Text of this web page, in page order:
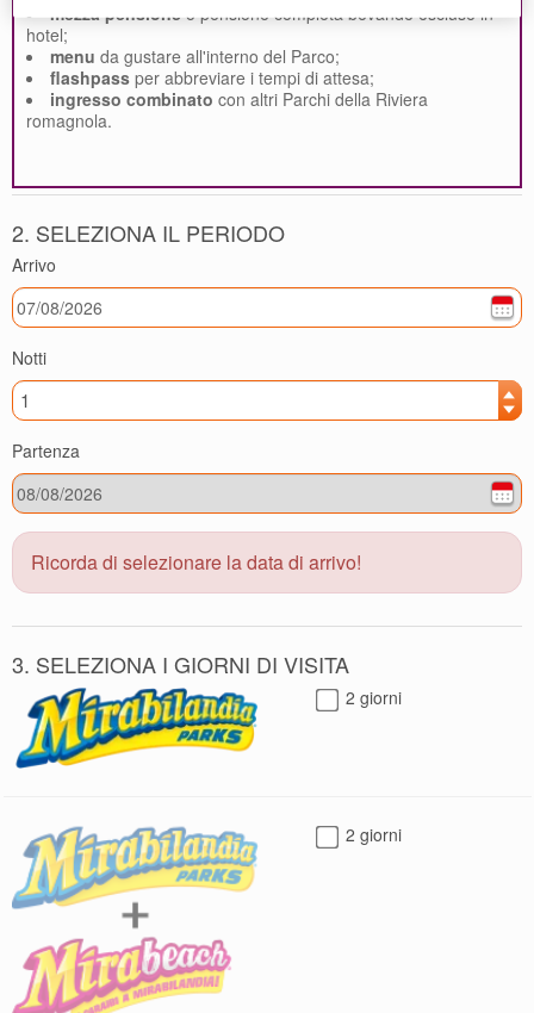
mezza pensioneo pensione completa bevande escluse in
hotel;
menu da gustare all'interno del Parco;
flashpass per abbreviare i tempi di attesa;
ingresso combinato con altri Parchi della Riviera
romagnola.
2. SELEZIONA IL PERIODO
Arrivo
Notti
Partenza
Ricorda di selezionare la data di arrivo!
3. SELEZIONA I GIORNI DI VISITA
2 giorni
2 giorni